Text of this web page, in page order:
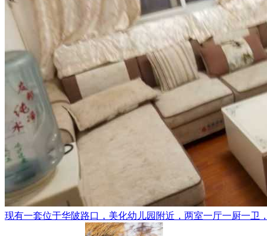
现有一套位于华陂路口，美化幼儿园附近，两室一厅一厨一卫